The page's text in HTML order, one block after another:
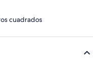
cuadrados